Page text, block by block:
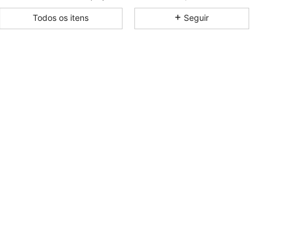
Cor: Branco, Tamanho: 27
4,85
Todos os itens Seguir